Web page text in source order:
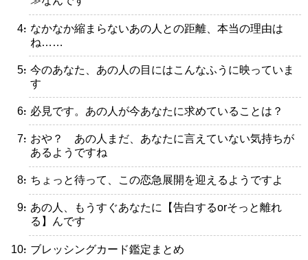
・なかなか縮まらないあの人との距離、本当の理由は
ね……
・今のあなた、あの人の目にはこんなふうに映っていま
す
・必見です。あの人が今あなたに求めていることは？
・おや？ あの人まだ、あなたに言えていない気持ちが
あるようですね
・ちょっと待って、この恋急展開を迎えるようですよ
・あの人、もうすぐあなたに【告白するorそっと離れ
る】んです
・ブレッシングカード鑑定まとめ